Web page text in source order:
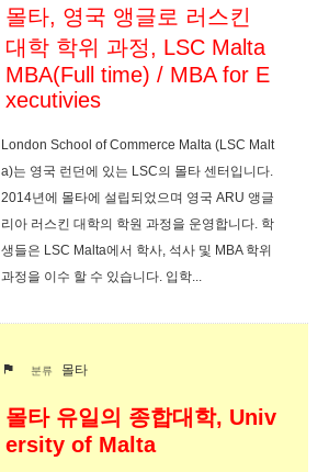
몰타, 영국 앵글로 러스킨
대학 학위 과정, LSC Malta
MBA(Full time) / MBA for E
xecutivies
London School of Commerce Malta (LSC Malt
a)는 영국 런던에 있는 LSC의 몰타 센터입니다.
2014년에 몰타에 설립되었으며 영국 ARU 앵글
리아 러스킨 대학의 학원 과정을 운영합니다. 학
생들은 LSC Malta에서 학사, 석사 및 MBA 학위
과정을 이수 할 수 있습니다. 입학...
분류 몰타
몰타 유일의 종합대학, Univ
ersity of Malta